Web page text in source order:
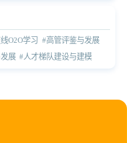
O2O学习 #高管评鉴与发展
展 #人才梯队建设与建模